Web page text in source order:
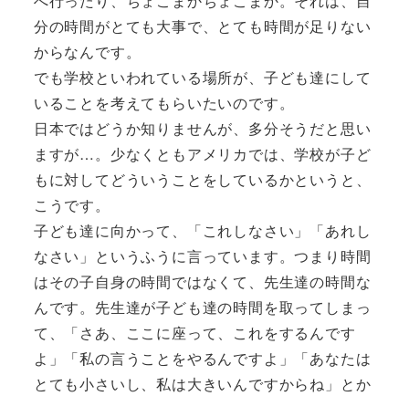
分の時間がとても大事で、とても時間が足りない
からなんです。
でも学校といわれている場所が、子ども達にして
いることを考えてもらいたいのです。
日本ではどうか知りませんが、多分そうだと思い
ますが…。少なくともアメリカでは、学校が子ど
もに対してどういうことをしているかというと、
こうです。
子ども達に向かって、「これしなさい」「あれし
なさい」というふうに言っています。つまり時間
はその子自身の時間ではなくて、先生達の時間な
んです。先生達が子ども達の時間を取ってしまっ
て、「さあ、ここに座って、これをするんです
よ」「私の言うことをやるんですよ」「あなたは
とても小さいし、私は大きいんですからね」とか